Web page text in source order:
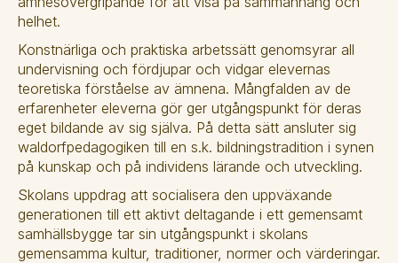
helhet.
Konstnärliga och praktiska arbetssätt genomsyrar all
undervisning och fördjupar och vidgar elevernas
teoretiska förståelse av ämnena. Mångfalden av de
erfarenheter eleverna gör ger utgångspunkt för deras
eget bildande av sig själva. På detta sätt ansluter sig
waldorfpedagogiken till en s.k. bildningstradition i synen
på kunskap och på individens lärande och utveckling.
Skolans uppdrag att socialisera den uppväxande
generationen till ett aktivt deltagande i ett gemensamt
samhällsbygge tar sin utgångspunkt i skolans
gemensamma kultur, traditioner, normer och värderingar.